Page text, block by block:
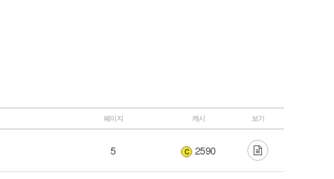
페이지 캐시 보기
5 C 2590